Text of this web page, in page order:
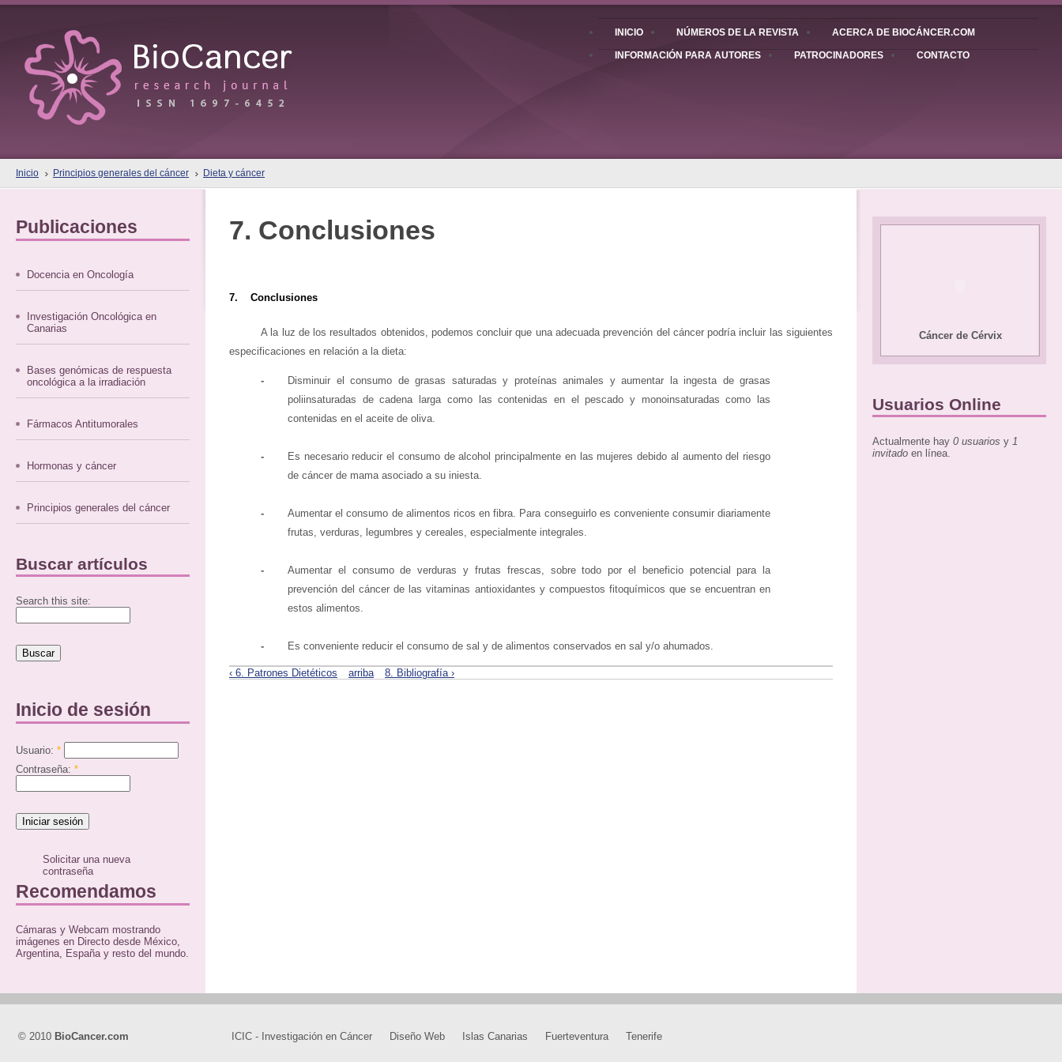
INICIO NÚMEROS DE LA REVISTA ACERCA DE BIOCÁNCER.COM
INFORMACIÓN PARA AUTORES PATROCINADORES CONTACTO
Inicio Principios generales del cáncer Dieta y cáncer
Publicaciones
Docencia en Oncología
Investigación Oncológica en
Canarias
Bases genómicas de respuesta
oncológica a la irradiación
Fármacos Antitumorales
Hormonas y cáncer
Principios generales del cáncer
Buscar artículos
Search this site:
Inicio de sesión
Usuario: *
Contraseña: *
Solicitar una nueva
contraseña
Recomendamos
Cámaras y Webcam mostrando
imágenes en Directo desde México,
Argentina, España y resto del mundo.
Cáncer de Cérvix
Usuarios Online
Actualmente hay 0 usuarios y 1
invitado en línea.
7. Conclusiones
7. Conclusiones
A la luz de los resultados obtenidos, podemos concluir que una adecuada prevención del cáncer podría incluir las siguientes
especificaciones en relación a la dieta:
-
Disminuir el consumo de grasas saturadas y proteínas animales y aumentar la ingesta de grasas
poliinsaturadas de cadena larga como las contenidas en el pescado y monoinsaturadas como las
contenidas en el aceite de oliva.
-
Es necesario reducir el consumo de alcohol principalmente en las mujeres debido al aumento del riesgo
de cáncer de mama asociado a su iniesta.
-
Aumentar el consumo de alimentos ricos en fibra. Para conseguirlo es conveniente consumir diariamente
frutas, verduras, legumbres y cereales, especialmente integrales.
-
Aumentar el consumo de verduras y frutas frescas, sobre todo por el beneficio potencial para la
prevención del cáncer de las vitaminas antioxidantes y compuestos fitoquímicos que se encuentran en
estos alimentos.
- Es conveniente reducir el consumo de sal y de alimentos conservados en sal y/o ahumados.
‹ 6. Patrones Dietéticos arriba 8. Bibliografía ›
© 2010 BioCancer.com ICIC - Investigación en Cáncer Diseño Web Islas Canarias Fuerteventura Tenerife